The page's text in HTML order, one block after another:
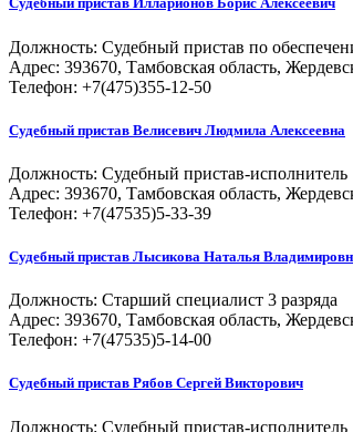
Должность: Судебный пристав по
Адрес: 393670, Тамбовская область,
Телефон: +7(475)355-12-50
Судебный пристав Велисевич Людмила Алексеевна
Должность: Судебный пристав-исполнитель
Адрес: 393670, Тамбовская область,
Телефон: +7(47535)5-33-39
Судебный пристав Лысикова Наталья
Должность: Старший специалист 3 разряда
Адрес: 393670, Тамбовская область,
Телефон: +7(47535)5-14-00
Судебный пристав Рябов Сергей Викторович
Должность: Судебный пристав-исполнитель